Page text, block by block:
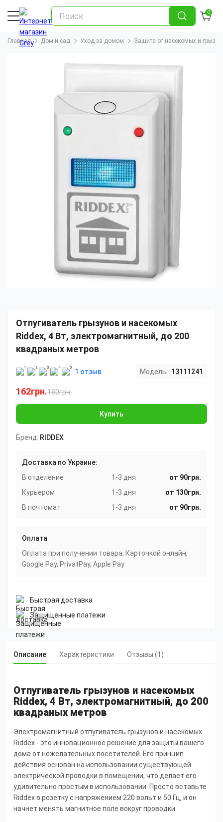
0
Главная Дом и сад Уход за домом Защита от насекомых и
Отпугиватель грызунов и насекомых
Riddex, 4 Вт, электромагнитный, до 200
квадраных метров
1 отзыв Модель: 13111241
162грн.180грн.
Купить
Бренд: RIDDEX
Доставка по Украине:
В отделение
1-3 дня
от 90грн.
Курьером
1-3 дня
от 130грн.
В почтомат
1-3 дня от 90грн.
Оплата
Оплата при получении товара, Карточкой онлайн,
Google Pay, PrivatPay, Apple Pay
Быстрая доставка
Защищенные платежи
Описание Характеристики Отзывы (1)
Отпугиватель грызунов и насекомых
Riddex, 4 Вт, электромагнитный, до 200
квадраных метров
Электромагнитный отпугиватель грызунов и насекомых
Riddex - это инновационное решение для защиты вашего
дома от нежелательных посетителей. Его принцип
действия основан на использовании существующей
электрической проводки в помещении, что делает его
удивительно простым в использовании. Просто вставьте
Riddex в розетку с напряжением 220 вольт и 50 Гц, и он
начнет менять магнитное поле вокруг проводки.